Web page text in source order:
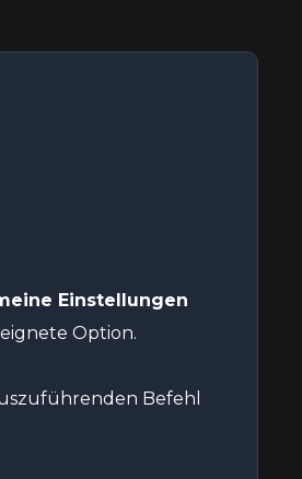
Einstellungen
Option.
Befehl